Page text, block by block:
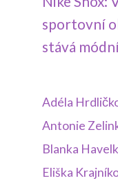
sportovní
stává
Adéla
Antonie
Blanka
Eliška